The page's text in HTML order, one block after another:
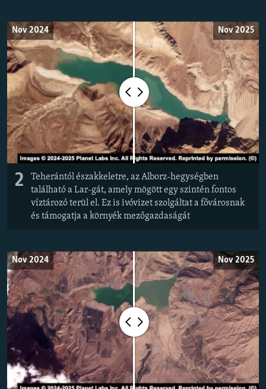
Nov 2024 Nov 2025
2
Teherántól északkeletre, az Alborz-hegységben
található a Lar-gát, amely mögött egy szintén fontos
víztározó terül el. Ez is ivóvizet szolgáltat a fővárosnak
és támogatja a környék mezőgazdaságát
Nov 2024 Nov 2025